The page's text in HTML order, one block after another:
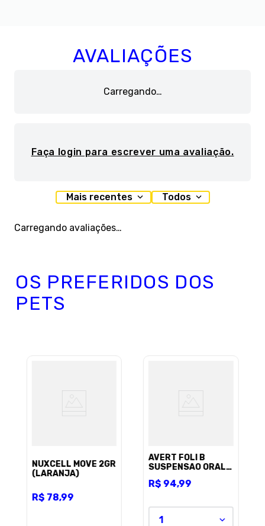
AVALIAÇÕES
Carregando…
Faça login para escrever uma avaliação.
Mais recentes Todos
Carregando avaliações…
OS PREFERIDOS DOS
PETS
NUXCELL MOVE 2GR
(LARANJA)
R$ 78,99
AVERT FOLI B
SUSPENSAO ORAL
R$ 94,99
1